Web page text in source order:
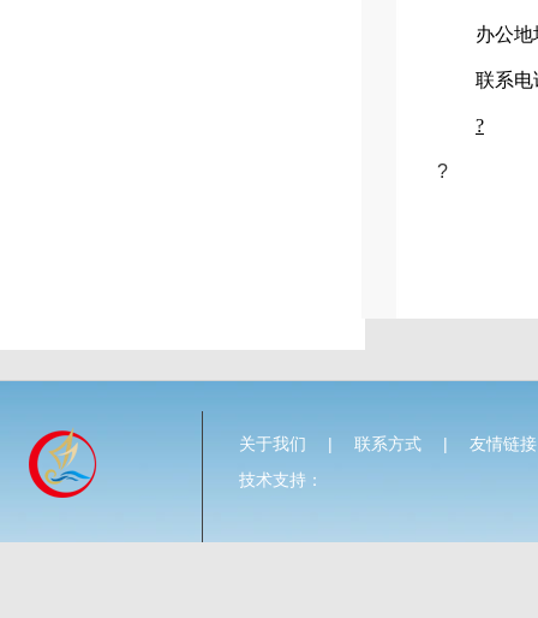
办公地
联系电
?
?
关于我们 | 联系方式 |
友情链接
技术支持：